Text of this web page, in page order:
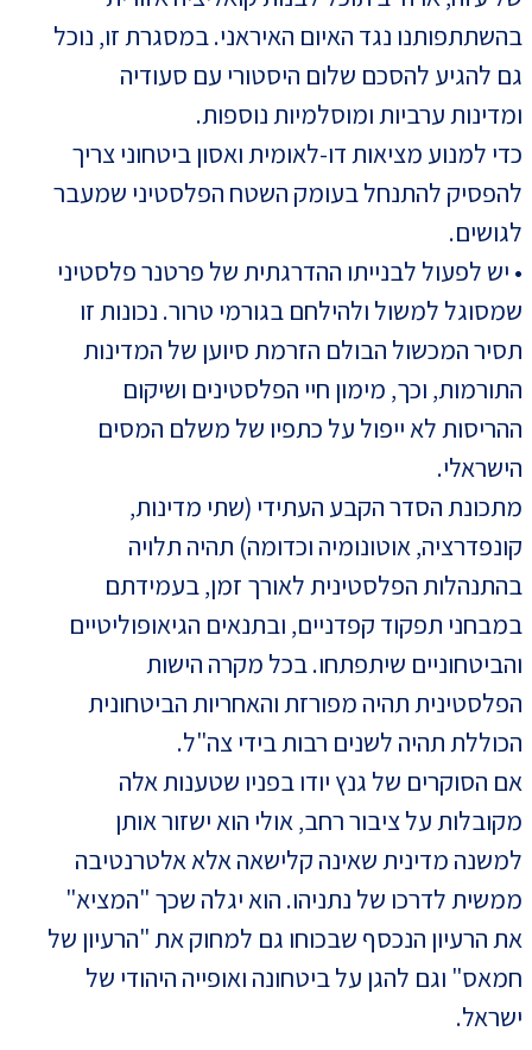
בהשתתפותנו נגד האיום האיראני. במסגרת זו, נוכל
גם להגיע להסכם שלום היסטורי עם סעודיה
ומדינות ערביות ומוסלמיות נוספות.
כדי למנוע מציאות דו-לאומית ואסון ביטחוני צריך
להפסיק להתנחל בעומק השטח הפלסטיני שמעבר
לגושים.
• יש לפעול לבנייתו ההדרגתית של פרטנר פלסטיני
שמסוגל למשול ולהילחם בגורמי טרור. נכונות זו
תסיר המכשול הבולם הזרמת סיוען של המדינות
התורמות, וכך, מימון חיי הפלסטינים ושיקום
ההריסות לא ייפול על כתפיו של משלם המסים
הישראלי.
מתכונת הסדר הקבע העתידי (שתי מדינות,
קונפדרציה, אוטונומיה וכדומה) תהיה תלויה
בהתנהלות הפלסטינית לאורך זמן, בעמידתם
במבחני תפקוד קפדניים, ובתנאים הגיאופוליטיים
והביטחוניים שיתפתחו. בכל מקרה הישות
הפלסטינית תהיה מפורזת והאחריות הביטחונית
הכוללת תהיה לשנים רבות בידי צה"ל.
אם הסוקרים של גנץ יודו בפניו שטענות אלה
מקובלות על ציבור רחב, אולי הוא ישזור אותן
למשנה מדינית שאינה קלישאה אלא אלטרנטיבה
ממשית לדרכו של נתניהו. הוא יגלה שכך "המציא"
את הרעיון הנכסף שבכוחו גם למחוק את "הרעיון של
חמאס" וגם להגן על ביטחונה ואופייה היהודי של
ישראל.